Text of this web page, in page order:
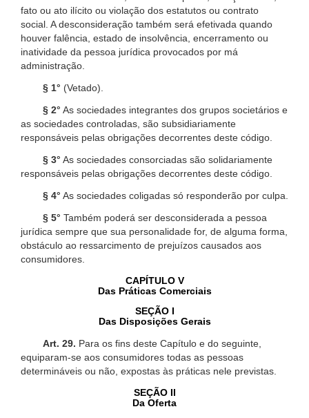
fato ou ato ilícito ou violação dos estatutos ou contrato
social. A desconsideração também será efetivada quando
houver falência, estado de insolvência, encerramento ou
inatividade da pessoa jurídica provocados por má
administração.
§ 1° (Vetado).
§ 2° As sociedades integrantes dos grupos societários e
as sociedades controladas, são subsidiariamente
responsáveis pelas obrigações decorrentes deste código.
§ 3° As sociedades consorciadas são solidariamente
responsáveis pelas obrigações decorrentes deste código.
§ 4° As sociedades coligadas só responderão por culpa.
§ 5° Também poderá ser desconsiderada a pessoa
jurídica sempre que sua personalidade for, de alguma forma,
obstáculo ao ressarcimento de prejuízos causados aos
consumidores.
CAPÍTULO V
Das Práticas Comerciais
SEÇÃO I
Das Disposições Gerais
Art. 29. Para os fins deste Capítulo e do seguinte,
equiparam-se aos consumidores todas as pessoas
determináveis ou não, expostas às práticas nele previstas.
SEÇÃO II
Da Oferta